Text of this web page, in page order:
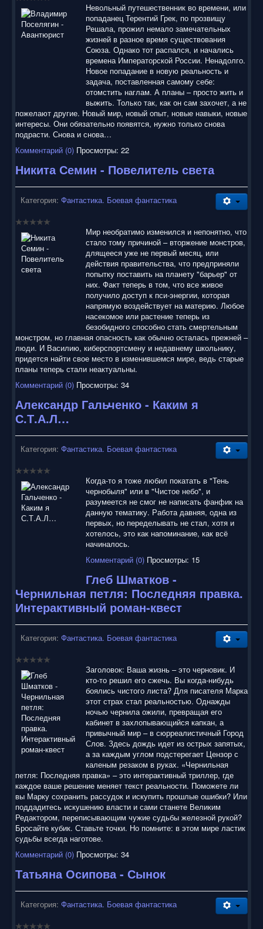
Вам электронные книги бесплатно и без регистрации введя
автора, название книги или имя полюбившегося героя в
строку поиска. На нашем сайте для ознакомления можно
бесплатно
скачатькнигив электронных форматах fb2,
epub, pdf, rtf, txt, читать онлайн или купить лицензионные
электронные книги. Наш сайт постоянно развивается и
пополняется. Надеюсь, Вы станете нашим постоянным
Невольный путешественник во времени, или
попаданец Терентий Грек, по прозвищу
Решала, прожил немало замечательных
жизней в разное время существования
Союза. Однако тот распался, и начались
времена Императорской России. Ненадолго.
Новое попадание в новую реальность и
задача, поставленная самому себе:
отомстить наглам. А планы – просто жить и
выжить. Только так, как он сам захочет, а не
пожелают другие. Новый мир, новый опыт, новые навыки, новые
интересы. Они обязательно появятся, нужно только снова
подрасти. Снова и снова…
Комментарий (0) Просмотры: 22
Никита Семин - Повелитель света
Категория: Фантастика. Боевая фантастика
Мир необратимо изменился и непонятно, что
стало тому причиной – вторжение монстров,
длящееся уже не первый месяц, или
действия правительства, что предприняли
попытку поставить на планету "барьер" от
них. Факт теперь в том, что все живое
получило доступ к пси-энергии, которая
напрямую воздействует на материю. Любое
насекомое или растение теперь из
безобидного способно стать смертельным
монстром, но главная опасность как обычно осталась прежней –
люди. И Василию, киберспортсмену и недавнему школьнику,
придется найти свое место в изменившемся мире, ведь старые
планы теперь стали неактуальны.
Комментарий (0) Просмотры: 34
Александр Гальченко - Каким я
С.Т.А.Л…
Категория: Фантастика. Боевая фантастика
Когда-то я тоже любил покатать в "Тень
чернобыля" или в "Чистое небо", и
разумеется не смог не написать фанфик на
данную тематику. Работа давняя, одна из
первых, но переделывать не стал, хотя и
хотелось, это как напоминание, как всё
начиналось.
Комментарий (0) Просмотры: 15
Глеб Шматков -
Чернильная петля: Последняя правка.
Интерактивный роман-квест
Категория: Фантастика. Боевая фантастика
Заголовок: Ваша жизнь – это черновик. И
кто-то решил его сжечь. Вы когда-нибудь
боялись чистого листа? Для писателя Марка
этот страх стал реальностью. Однажды
ночью чернила ожили, превращая его
кабинет в захлопывающийся капкан, а
привычный мир – в сюрреалистичный Город
Слов. Здесь дождь идет из острых запятых,
а за каждым углом подстерегает Цензор с
каленым резаком в руках. «Чернильная
петля: Последняя правка» – это интерактивный триллер, где
каждое ваше решение меняет текст реальности. Поможете ли
вы Марку сохранить рассудок и искупить прошлые ошибки? Или
поддадитесь искушению власти и сами станете Великим
Редактором, переписывающим чужие судьбы железной рукой?
Бросайте кубик. Ставьте точки. Но помните: в этом мире ластик
судьбы всегда наготове.
Комментарий (0) Просмотры: 34
Татьяна Осипова - Сынок
Категория: Фантастика. Боевая фантастика